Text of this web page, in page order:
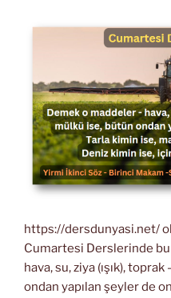
https://dersdunyasi.net/
Cumartesi Derslerinde
hava, su, ziya (ışık),
ondan yapılan şeyler de